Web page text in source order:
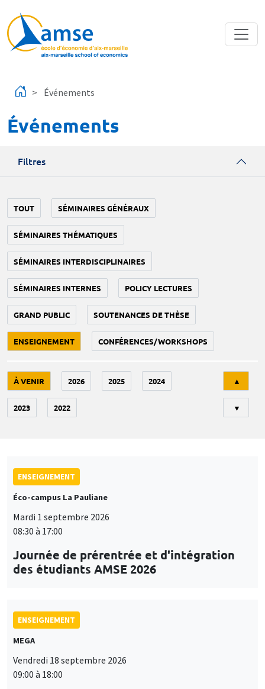
Événements
Événements
Filtres
TOUT SÉMINAIRES GÉNÉRAUX
SÉMINAIRES THÉMATIQUES
SÉMINAIRES INTERDISCIPLINAIRES
SÉMINAIRES INTERNES POLICY LECTURES
GRAND PUBLIC SOUTENANCES DE THÈSE
ENSEIGNEMENT CONFÉRENCES/WORKSHOPS
À VENIR 2026 2025 2024
2023 2022
▲
▼
ENSEIGNEMENT
Éco-campus La Pauliane
Mardi 1 septembre 2026
08:30 à 17:00
Journée de prérentrée et d'intégration
des étudiants AMSE 2026
ENSEIGNEMENT
MEGA
Vendredi 18 septembre 2026
09:00 à 18:00